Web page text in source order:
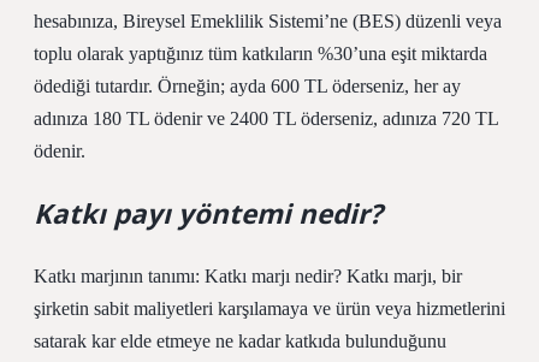
hesabınıza, Bireysel Emeklilik Sistemi’ne (BES) düzenli veya
toplu olarak yaptığınız tüm katkıların %30’una eşit miktarda
ödediği tutardır. Örneğin; ayda 600 TL öderseniz, her ay
adınıza 180 TL ödenir ve 2400 TL öderseniz, adınıza 720 TL
ödenir.
Katkı payı yöntemi nedir?
Katkı marjının tanımı: Katkı marjı nedir? Katkı marjı, bir
şirketin sabit maliyetleri karşılamaya ve ürün veya hizmetlerini
satarak kar elde etmeye ne kadar katkıda bulunduğunu